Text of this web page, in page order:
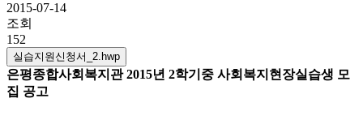
2015-07-14
조회
152
실습지원신청서_2.hwp
은평종합사회복지관 2015년 2학기중 사회복지현장실습생 모
집 공고